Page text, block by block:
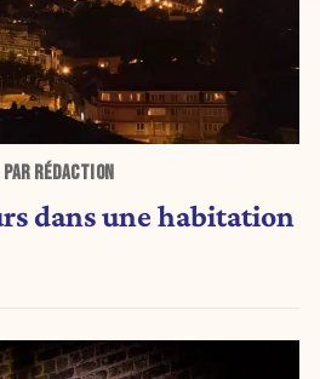
RÉDACTION
dans une habitation